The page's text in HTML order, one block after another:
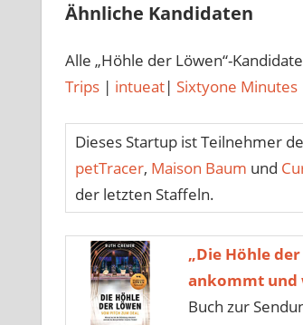
Ähnliche Kandidaten
Alle „Höhle der Löwen“-
Trips| intueat| Sixtyone Minutes
Dieses Startup ist Teilnehmer
petTracer, Maison Baum und
der letzten Staffeln.
„Die Höhle
ankommt und
Buch zur